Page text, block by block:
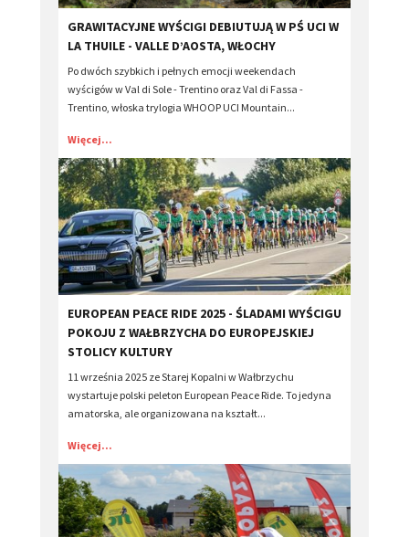
GRAWITACYJNE WYŚCIGI DEBIUTUJĄ W PŚ UCI W
LA THUILE - VALLE D’AOSTA, WŁOCHY
Po dwóch szybkich i pełnych emocji weekendach
wyścigów w Val di Sole - Trentino oraz Val di Fassa -
Trentino, włoska trylogia WHOOP UCI Mountain...
Więcej...
​EUROPEAN PEACE RIDE 2025 - ŚLADAMI WYŚCIGU
POKOJU Z WAŁBRZYCHA DO EUROPEJSKIEJ
STOLICY KULTURY
11 września 2025 ze Starej Kopalni w Wałbrzychu
wystartuje polski peleton European Peace Ride. To jedyna
amatorska, ale organizowana na kształt...
Więcej...